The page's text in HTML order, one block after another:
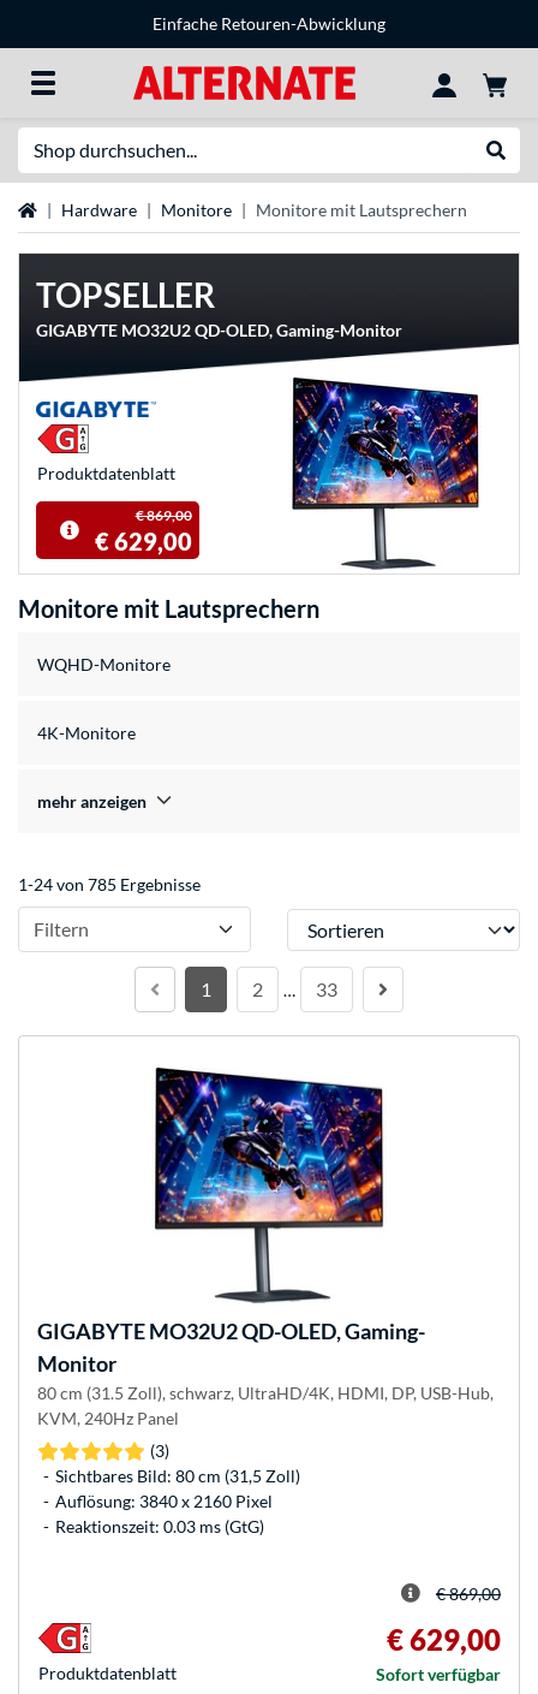
Einfache Retouren-Abwicklung
StartseiteHardware Monitore Monitore mit Lautsprechern
TOPSELLER
GIGABYTE MO32U2 QD-OLED, Gaming-Monitor
Produkt­datenblatt
€ 869,00
€ 629,00
Monitore mit Lautsprechern
WQHD-Monitore
4K-Monitore
mehr anzeigen
1-24 von 785 Ergebnisse
Filtern Sortieren
1 2 … 33
GIGABYTEMO32U2 QD-OLED, Gaming-
Monitor
80 cm (31.5 Zoll), schwarz, UltraHD/4K, HDMI, DP, USB-Hub,
KVM, 240Hz Panel
(3)
Sichtbares Bild: 80 cm (31,5 Zoll)
Auflösung: 3840 x 2160 Pixel
Reaktionszeit: 0.03 ms (GtG)
€ 869,00
€ 629,00
Sofort verfügbar
Produkt­datenblatt